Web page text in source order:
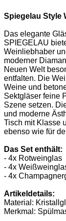
Spiegelau Style
Das elegante
SPIEGELAU
Weinliebhaber
moderner
Neuen Welt
entfalten. Die
Weine und
Sektgläser feine
Szene setzen.
und moderne
Tisch mit Klasse
ebenso wie für
Das Set enthält:
- 4x Rotweinglas
- 4x
- 4x
Artikeldetails:
Material:
Merkmal: